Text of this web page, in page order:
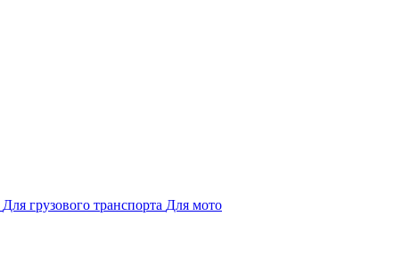
Для грузового транспорта Для мото